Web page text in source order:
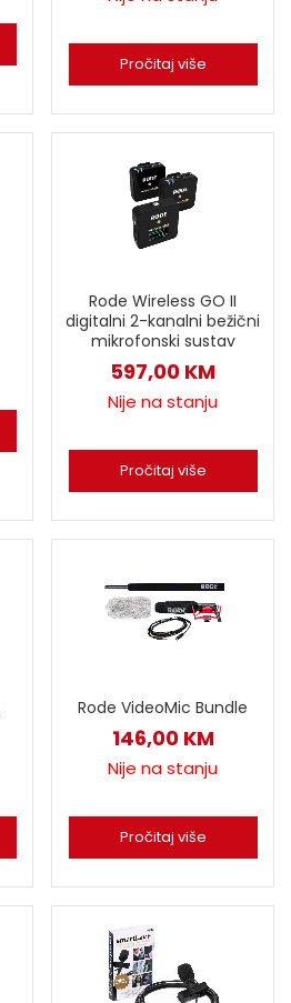
Pročitaj više
Rode Wireless GO II
digitalni 2-kanalni bežični
mikrofonski sustav
597,00 KM
Nije na stanju
Pročitaj više
Rode VideoMic Bundle
146,00 KM
Nije na stanju
Pročitaj više